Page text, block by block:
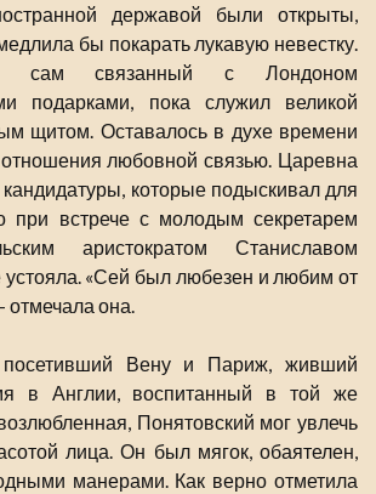
державой были открыты,
бы покарать лукавую невестку.
сам связанный с Лондоном
подарками, пока служил великой
щитом. Оставалось в духе времени
любовной связью. Царевна
кандидатуры, которые подыскивал для
при встрече с молодым секретарем
аристократом Станиславом
устояла. «Сей был любезен и любим от
отмечала она.
посетивший Вену и Париж, живший
в Англии, воспитанный в той же
Понятовский мог увлечь
лица. Он был мягок, обаятелен,
манерами. Как верно отметила